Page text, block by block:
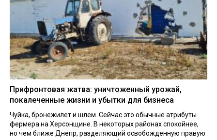
Прифронтовая жатва: уничтоженный урожай,
покалеченные жизни и убытки для бизнеса
Чуйка, бронежилет и шлем. Сейчас это обычные атрибуты
фермера на Херсонщине. В некоторых районах спокойнее,
но чем ближе Днепр, разделяющий освобожденную правую